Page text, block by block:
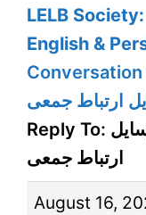
LELB
English &
ارتباط جمعی
Reply To: مکالمه فارسی درباره وسایل
ارتباط جمعی
August 16,